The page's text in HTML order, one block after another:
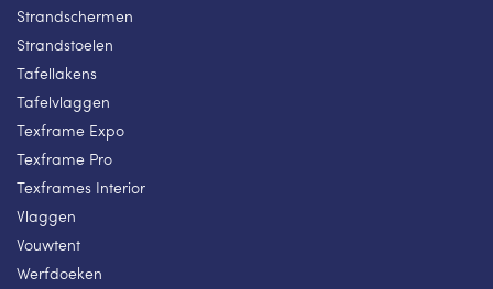
Strandschermen
Strandstoelen
Tafellakens
Tafelvlaggen
Texframe Expo
Texframe Pro
Texframes Interior
Vlaggen
Vouwtent
Werfdoeken